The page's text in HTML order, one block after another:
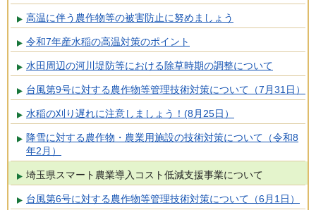
高温に伴う農作物等の被害防止に努めましょう
令和7年産水稲の高温対策のポイント
水田周辺の河川堤防等における除草時期の調整について
台風第9号に対する農作物等管理技術対策について（7月31日）
水稲の刈り遅れに注意しましょう！(8月25日）
降雪に対する農作物・農業用施設の技術対策について（令和8
年2月）
埼玉県スマート農業導入コスト低減支援事業について
台風第6号に対する農作物等管理技術対策について（6月1日）